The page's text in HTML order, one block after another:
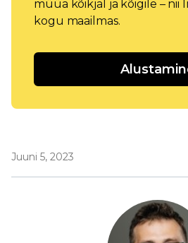
müüa kõikjal ja kõigile – nii
kogu maailmas.
Juuni 5, 2023